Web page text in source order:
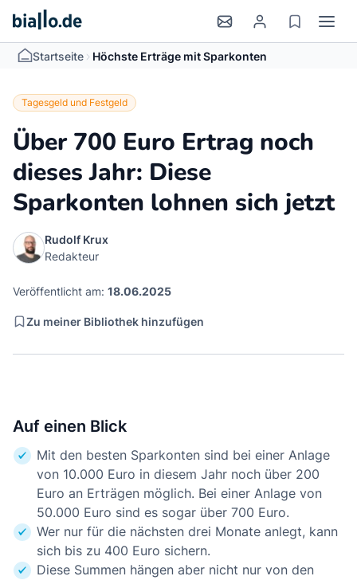
Startseite > Höchste Erträge mit Sparkonten
Tagesgeld und Festgeld
Über 700 Euro Ertrag noch
dieses Jahr: Diese
Sparkonten lohnen sich jetzt
Rudolf Krux
Redakteur
Veröffentlicht am: 18.06.2025
Zu meiner Bibliothek hinzufügen
Auf einen Blick
Mit den besten Sparkonten sind bei einer Anlage
von 10.000 Euro in diesem Jahr noch über 200
Euro an Erträgen möglich. Bei einer Anlage von
50.000 Euro sind es sogar über 700 Euro.
Wer nur für die nächsten drei Monate anlegt, kann
sich bis zu 400 Euro sichern.
Diese Summen hängen aber nicht nur von den